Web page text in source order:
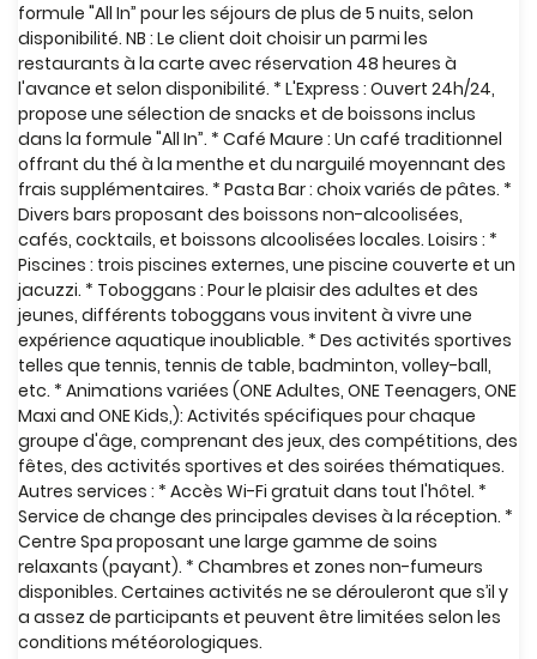
formule "All In” pour les séjours de plus de 5 nuits, selon
disponibilité. NB : Le client doit choisir un parmi les
restaurants à la carte avec réservation 48 heures à
l'avance et selon disponibilité. * L'Express : Ouvert 24h/24,
propose une sélection de snacks et de boissons inclus
dans la formule "All In”. * Café Maure : Un café traditionnel
offrant du thé à la menthe et du narguilé moyennant des
frais supplémentaires. * Pasta Bar : choix variés de pâtes. *
Divers bars proposant des boissons non-alcoolisées,
cafés, cocktails, et boissons alcoolisées locales. Loisirs : *
Piscines : trois piscines externes, une piscine couverte et un
jacuzzi. * Toboggans : Pour le plaisir des adultes et des
jeunes, différents toboggans vous invitent à vivre une
expérience aquatique inoubliable. * Des activités sportives
telles que tennis, tennis de table, badminton, volley-ball,
etc. * Animations variées (ONE Adultes, ONE Teenagers, ONE
Maxi and ONE Kids,): Activités spécifiques pour chaque
groupe d'âge, comprenant des jeux, des compétitions, des
fêtes, des activités sportives et des soirées thématiques.
Autres services : * Accès Wi-Fi gratuit dans tout l'hôtel. *
Service de change des principales devises à la réception. *
Centre Spa proposant une large gamme de soins
relaxants (payant). * Chambres et zones non-fumeurs
disponibles. Certaines activités ne se dérouleront que s’il y
a assez de participants et peuvent être limitées selon les
conditions météorologiques.